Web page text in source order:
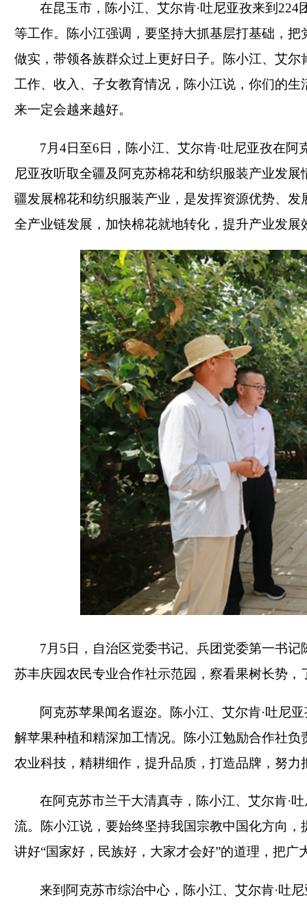
在昆玉市，陈小江、艾尔肯·吐尼亚孜来到
等工作。陈小江强调，要坚持大抓基层打基础，
做实，带领各族群众过上更好日子。陈小江、艾
工作、收入、子女教育情况，陈小江说，你们的
来一定会越来越好。
7月4日至6日，陈小江、艾尔肯·吐尼亚孜在
尼亚孜听取全疆及阿克苏棉花和纺织服装产业发
疆发展棉花和纺织服装产业，是发挥资源优势、
全产业链发展，加快棉花就地转化，提升产业发
7月5日，自治区党委书记、兵团党委第一书
苏丰庆园农民专业合作社示范园，察看果树长势
阿克苏苹果闻名遐迩。陈小江、艾尔肯·吐尼
解苹果种植和精深加工情况。陈小江勉励合作社
农业科技，精耕细作，提升品质，打造品牌，努力
在阿克苏市兰干大清真寺，陈小江、艾尔肯·
流。陈小江说，要始终坚持我国宗教中国化方向
讲好“国家好，民族好，大家才会好”的道理，把
来到阿克苏市综治中心，陈小江、艾尔肯·吐